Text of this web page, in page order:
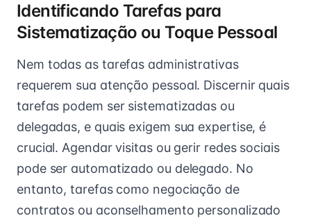
Identificando Tarefas para
Sistematização ou Toque Pessoal
Nem todas as tarefas administrativas
requerem sua atenção pessoal. Discernir quais
tarefas podem ser sistematizadas ou
delegadas, e quais exigem sua expertise, é
crucial. Agendar visitas ou gerir redes sociais
pode ser automatizado ou delegado. No
entanto, tarefas como negociação de
contratos ou aconselhamento personalizado